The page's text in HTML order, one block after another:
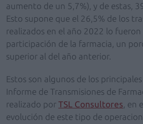
aumento de un 5,7%), y de estas,
Esto supone que el 26,5% de los
realizados en el año 2022 lo fueron
participación de la farmacia, un
superior al del año anterior.
Estos son algunos de los
Informe de Transmisiones de
realizado por TSL Consultores , en
evolución de este tipo de